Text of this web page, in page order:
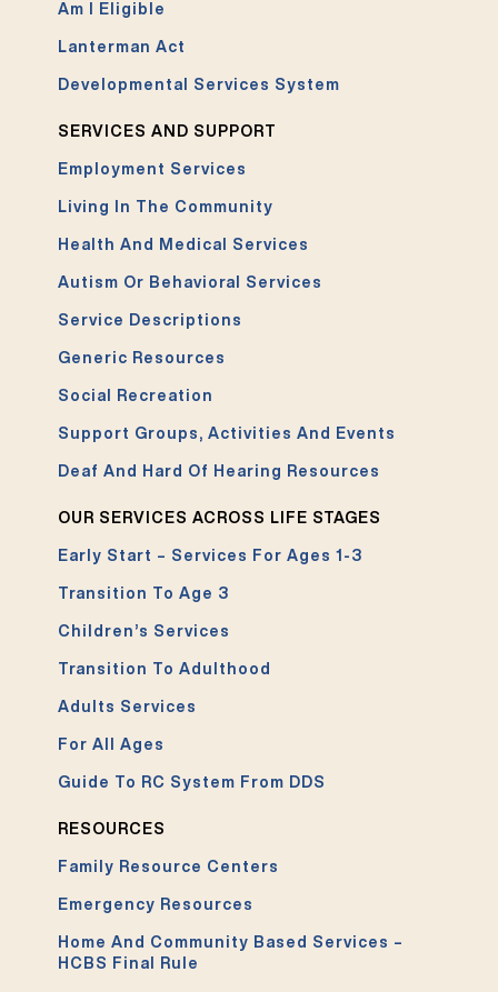
Am I Eligible
Lanterman Act
Developmental Services System
SERVICES AND SUPPORT
Employment Services
Living In The Community
Health And Medical Services
Autism Or Behavioral Services
Service Descriptions
Generic Resources
Social Recreation
Support Groups, Activities And Events
Deaf And Hard Of Hearing Resources
OUR SERVICES ACROSS LIFE STAGES
Early Start – Services For Ages 1-3
Transition To Age 3
Children’s Services
Transition To Adulthood
Adults Services
For All Ages
Guide To RC System From DDS
RESOURCES
Family Resource Centers
Emergency Resources
Home And Community Based Services –
HCBS Final Rule